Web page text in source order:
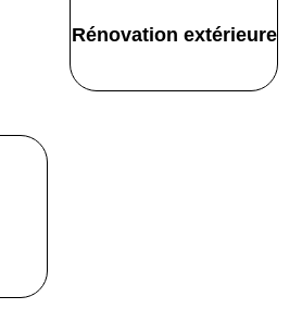
Rénovation extérieure